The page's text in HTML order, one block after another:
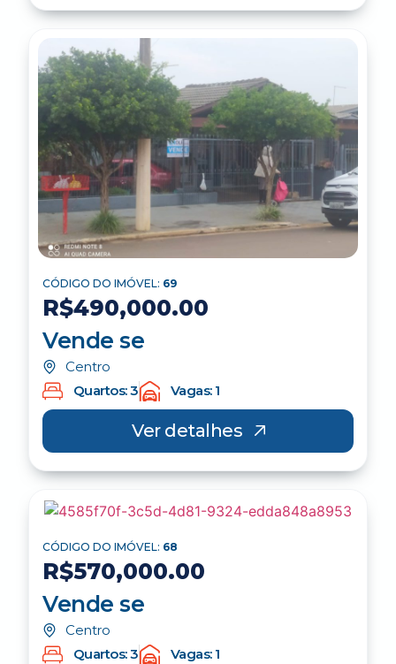
CÓDIGO DO IMÓVEL: 69
R$490,000.00
Vende se
Centro
Quartos: 3
Vagas: 1
Ver detalhes
CÓDIGO DO IMÓVEL: 68
R$570,000.00
Vende se
Centro
Quartos: 3
Vagas: 1